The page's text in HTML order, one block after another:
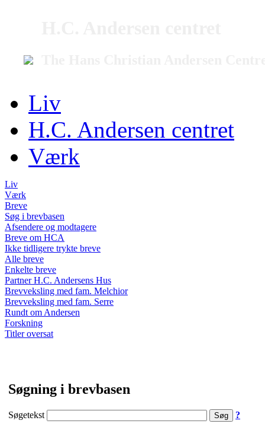
Liv
H.C. Andersen centret
Værk
Liv
Værk
Breve
Søg i brevbasen
Afsendere og modtagere
Breve om HCA
Ikke tidligere trykte breve
Alle breve
Enkelte breve
Partner H.C. Andersens Hus
Brevveksling med fam. Melchior
Brevveksling med fam. Serre
Rundt om Andersen
Forskning
Titler oversat
Søgning i brevbasen
Søgetekst ?